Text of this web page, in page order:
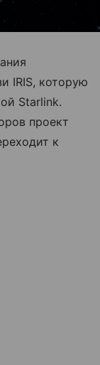
IRIS, которую
Starlink.
проект
к